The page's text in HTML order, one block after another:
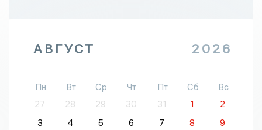
АВГУСТ 2026
Пн Вт Ср Чт Пт Сб
Вс
27
28 29 30 31 1
2
3
4 5 6 7 8
9